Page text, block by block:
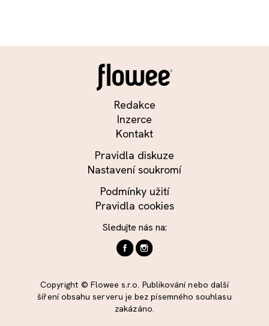
Redakce
Inzerce
Kontakt
Pravidla diskuze
Nastavení soukromí
Podmínky užití
Pravidla cookies
Sledujte nás na:
Copyright © Flowee s.r.o. Publikování nebo další
šíření obsahu serveru je bez písemného souhlasu
zakázáno.